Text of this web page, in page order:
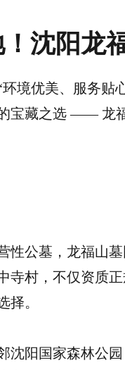
沈阳龙
境优美、服务贴
宝藏之选 —— 龙
性公墓，龙福山
寺村，不仅资质
择。
沈阳国家森林公